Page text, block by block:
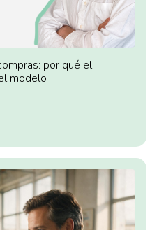
por qué el
modelo